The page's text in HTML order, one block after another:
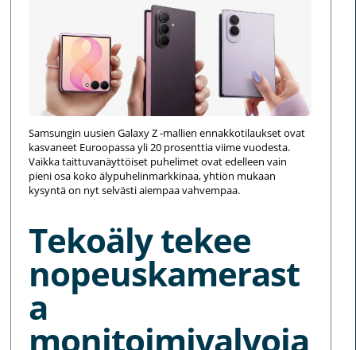
Samsungin uusien Galaxy Z -mallien ennakkotilaukset ovat
kasvaneet Euroopassa yli 20 prosenttia viime vuodesta.
Vaikka taittuvanäyttöiset puhelimet ovat edelleen vain
pieni osa koko älypuhelinmarkkinaa, yhtiön mukaan
kysyntä on nyt selvästi aiempaa vahvempaa.
Tekoäly tekee
nopeuskamerast
a
monitoimivalvoja